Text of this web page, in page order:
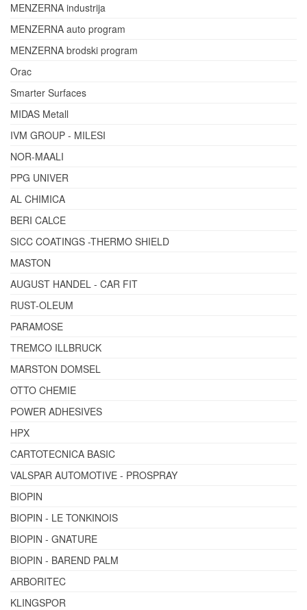
MENZERNA industrija
MENZERNA auto program
MENZERNA brodski program
Orac
Smarter Surfaces
MIDAS Metall
IVM GROUP - MILESI
NOR-MAALI
PPG UNIVER
AL CHIMICA
BERI CALCE
SICC COATINGS -THERMO SHIELD
MASTON
AUGUST HANDEL - CAR FIT
RUST-OLEUM
PARAMOSE
TREMCO ILLBRUCK
MARSTON DOMSEL
OTTO CHEMIE
POWER ADHESIVES
HPX
CARTOTECNICA BASIC
VALSPAR AUTOMOTIVE - PROSPRAY
BIOPIN
BIOPIN - LE TONKINOIS
BIOPIN - GNATURE
BIOPIN - BAREND PALM
ARBORITEC
KLINGSPOR